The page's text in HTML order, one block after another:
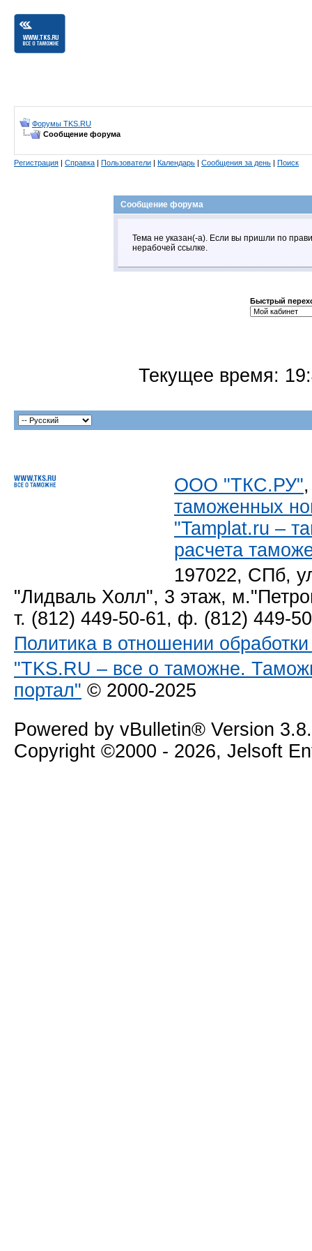
Форумы TKS.RU
Сообщение форума
Регистрация | Справка | Пользователи | Календарь | Сообщения за день | Поиск
Сообщение форума
Тема не указан(-а). Если вы пришли по
нерабочей ссылке.
Быстрый
Текущее время:
ООО "ТКС.РУ"
таможенных
"Tamplat.ru –
расчета
197022, СПб,
"Лидваль Холл", 3 этаж,
т. (812) 449-50-61, ф. (812) 449-
Политика в отношении
"TKS.RU – все о таможне.
портал" © 2000-2025
Powered by vBulletin® Version
Copyright ©2000 - 2026, Jelsoft